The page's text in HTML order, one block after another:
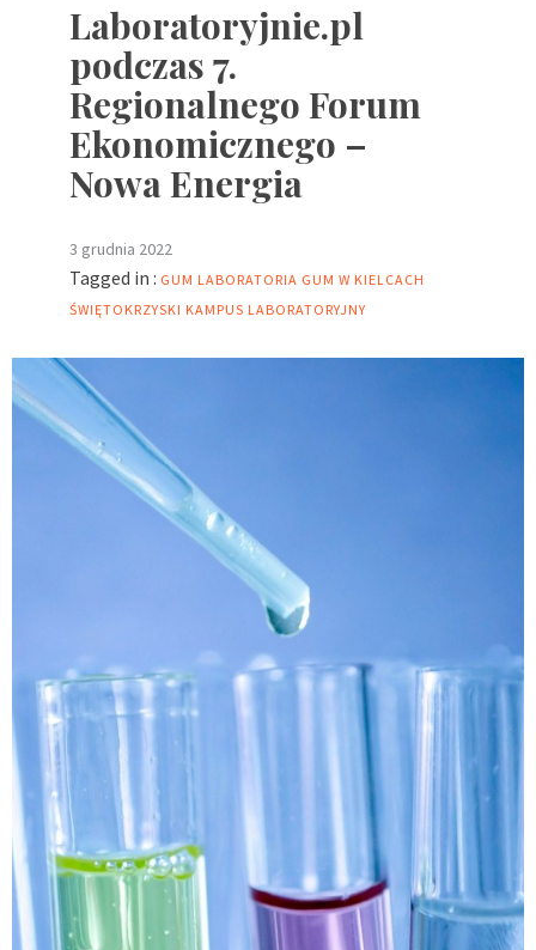
Laboratoryjnie.pl
podczas 7.
Regionalnego Forum
Ekonomicznego –
Nowa Energia
3 grudnia 2022
Tagged in : GUM LABORATORIA GUM W KIELCACH
ŚWIĘTOKRZYSKI KAMPUS LABORATORYJNY